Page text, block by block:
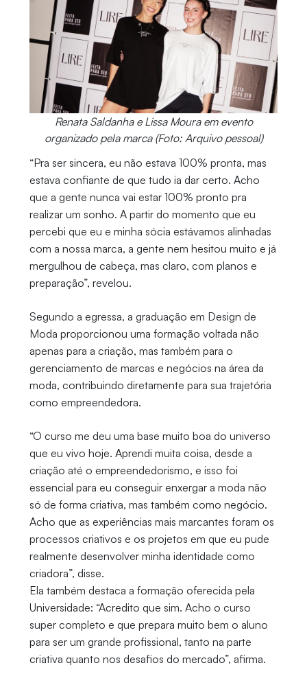
Renata Saldanha e Lissa Moura em evento
organizado pela marca (Foto: Arquivo pessoal)
“Pra ser sincera, eu não estava 100% pronta, mas
estava confiante de que tudo ia dar certo. Acho
que a gente nunca vai estar 100% pronto pra
realizar um sonho. A partir do momento que eu
percebi que eu e minha sócia estávamos alinhadas
com a nossa marca, a gente nem hesitou muito e já
mergulhou de cabeça, mas claro, com planos e
preparação”, revelou.
Segundo a egressa, a graduação em Design de
Moda proporcionou uma formação voltada não
apenas para a criação, mas também para o
gerenciamento de marcas e negócios na área da
moda, contribuindo diretamente para sua trajetória
como empreendedora.
“O curso me deu uma base muito boa do universo
que eu vivo hoje. Aprendi muita coisa, desde a
criação até o empreendedorismo, e isso foi
essencial para eu conseguir enxergar a moda não
só de forma criativa, mas também como negócio.
Acho que as experiências mais marcantes foram os
processos criativos e os projetos em que eu pude
realmente desenvolver minha identidade como
criadora”, disse.
Ela também destaca a formação oferecida pela
Universidade: “Acredito que sim. Acho o curso
super completo e que prepara muito bem o aluno
para ser um grande profissional, tanto na parte
criativa quanto nos desafios do mercado”, afirma.